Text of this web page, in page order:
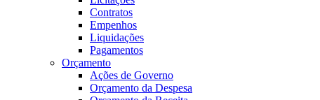
Contratos
Empenhos
Liquidações
Pagamentos
Orçamento
Ações de Governo
Orçamento da Despesa